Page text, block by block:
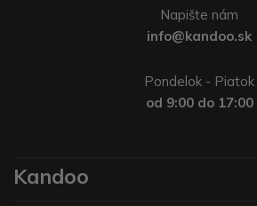
Napište nám
info@kandoo.sk
Pondelok - Piatok
od 9:00 do 17:00
Kandoo